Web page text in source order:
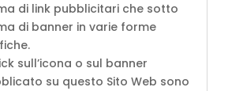
di link pubblicitari che sotto
di banner in varie forme
sull’icona o sul banner
su questo Sito Web sono